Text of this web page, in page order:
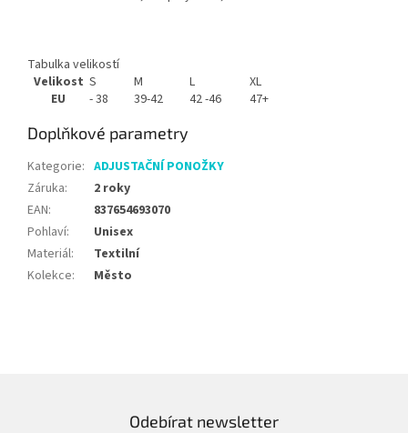
Tabulka velikostí
Velikost S M L
XL
EU
- 38 39-42 42 -46 47+
Doplňkové parametry
Kategorie: ADJUSTAČNÍ PONOŽKY
Záruka:
2 roky
EAN:
837654693070
Pohlaví:
Unisex
Materiál:
Textilní
Kolekce: Město
Odebírat newsletter